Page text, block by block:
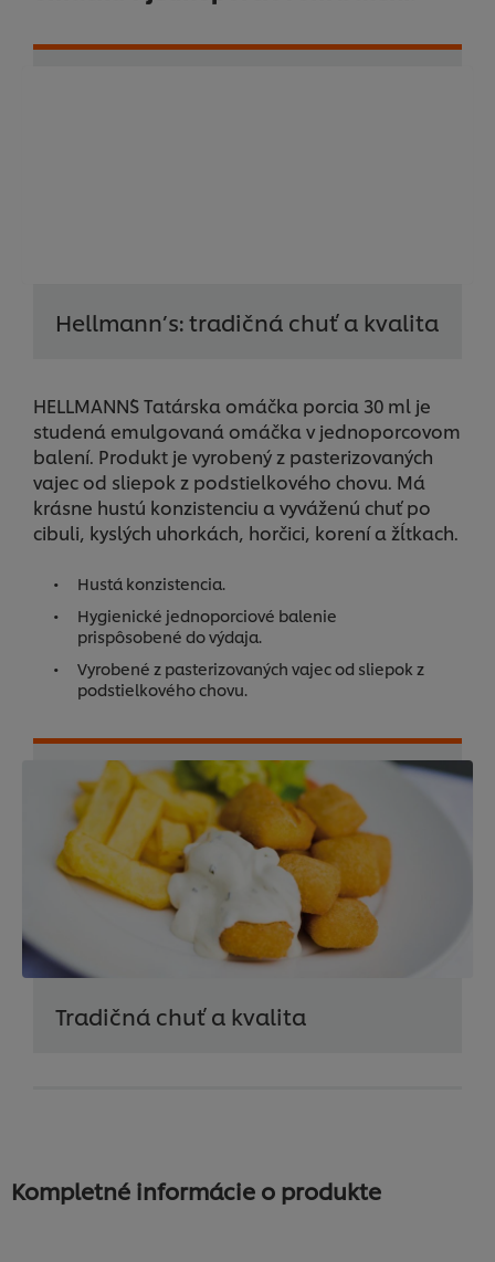
Hellmann’s: tradičná chuť a kvalita
HELLMANN´S Tatárska omáčka porcia 30 ml je
studená emulgovaná omáčka v jednoporcovom
balení. Produkt je vyrobený z pasterizovaných
vajec od sliepok z podstielkového chovu. Má
krásne hustú konzistenciu a vyváženú chuť po
cibuli, kyslých uhorkách, horčici, korení a žĺtkach.
Hustá konzistencia.
Hygienické jednoporciové balenie
prispôsobené do výdaja.
Vyrobené z pasterizovaných vajec od sliepok z
podstielkového chovu.
Tradičná chuť a kvalita
Kompletné informácie o produkte